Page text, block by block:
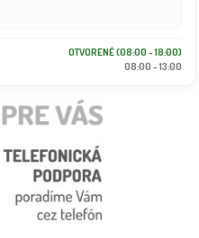
OTVORENÉ (08:00 - 18:00)
08:00 - 13:00